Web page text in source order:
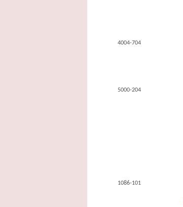
4004-704
5000-204
1086-101